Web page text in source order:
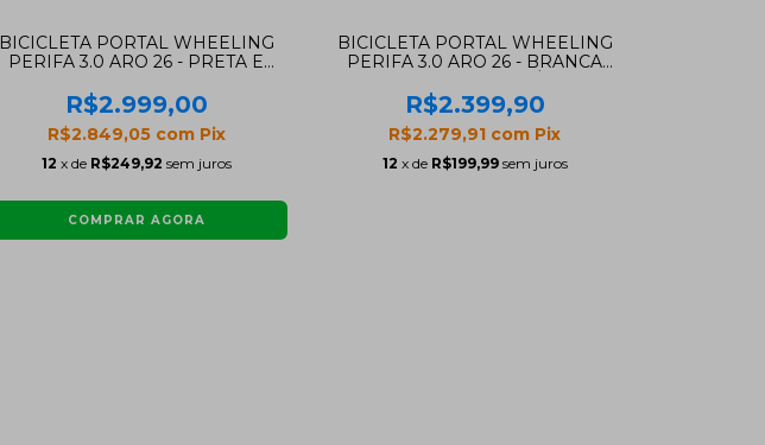
BICICLETA PORTAL WHEELING
PERIFA 3.0 ARO 26 - PRETA E
HIDRAÚLICO SHIMANO
R$2.999,00
R$2.849,05 com Pix
12 x de R$249,92 sem juros
BICICLETA PORTAL WHEELING
PERIFA 3.0 ARO 26 - BRANCA
SHIMANO
R$2.399,90
R$2.279,91 com Pix
12 x de R$199,99 sem juros